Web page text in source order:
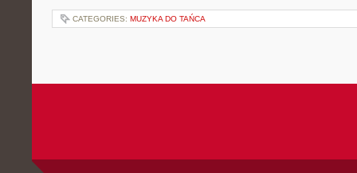
CATEGORIES: MUZYKA DO TAŃCA